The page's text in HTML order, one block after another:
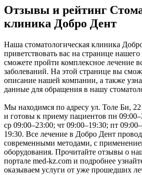
Отзывы и рейтинг
клиника Добро Дент
Наша стоматологическая клиника
приветствовать вас на странице
сможете пройти комплексное лечение
заболеваний. На этой странице вы
описание нашей компании, а также
данные для обращения в нашу
Мы находимся по адресу ул. Толе Би,
и готовы к приему пациентов пн
ср 09:00–23:00; чт 09:00–19:30; пт
19:30. Все лечение в Добро Дент
современными методами, с
оборудования. Прочитайте отзывы о
портале med-kz.com и подробнее
оказываем услуги от уже прошедших